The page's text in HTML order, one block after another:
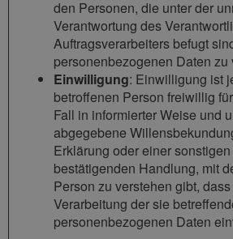
den Personen, die unter der
Verantwortung des
Auftragsverarbeiters befugt
personenbezogenen Daten zu
Einwilligung: Einwilligung ist
betroffenen Person freiwillig
Fall in informierter Weise und
abgegebene
Erklärung oder einer
bestätigenden Handlung, mit
Person zu verstehen gibt,
Verarbeitung der sie
personenbezogenen Daten